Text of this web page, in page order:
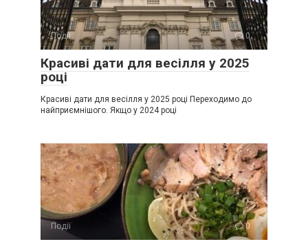
Події 0
Красиві дати для весілля у 2025
році
Красиві дати для весілля у 2025 році Переходимо до
найприємнішого. Якщо у 2024 році
Події 0